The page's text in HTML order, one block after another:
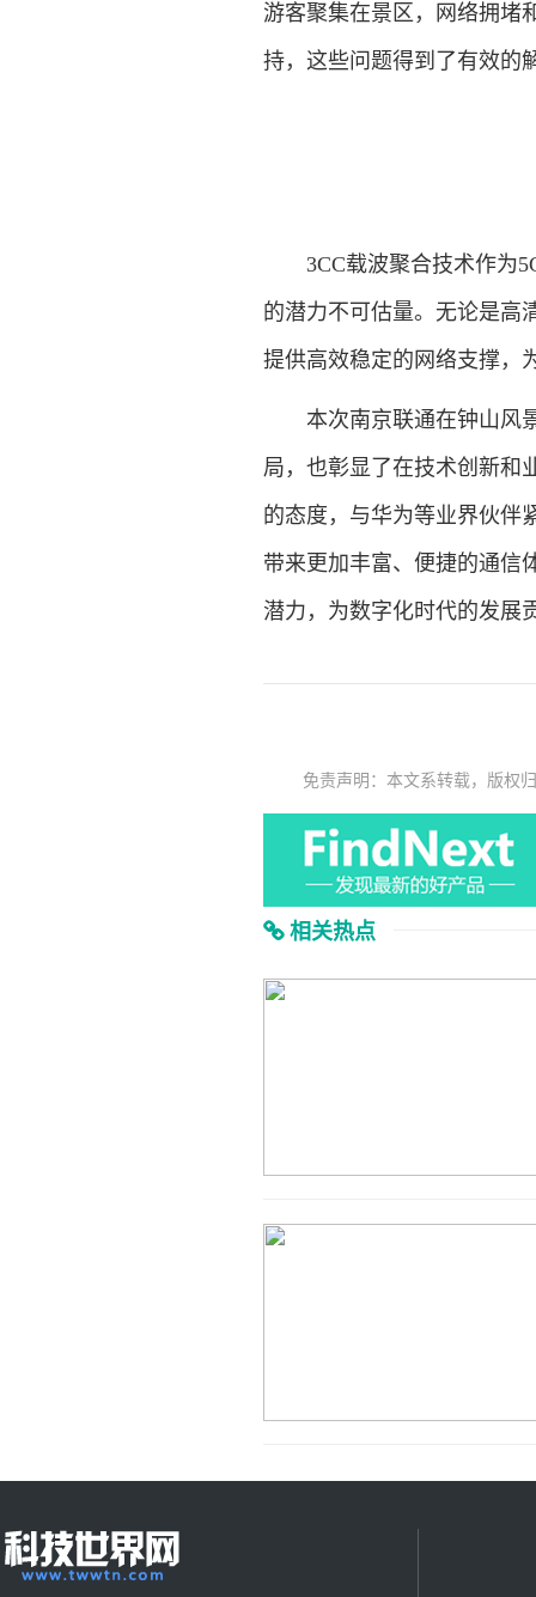
游客聚集在景区，网络拥堵
持，这些问题得到了有效的
3CC载波聚合技术作为
的潜力不可估量。无论是高
提供高效稳定的网络支撑，
本次南京联通在钟山风景
局，也彰显了在技术创新和
的态度，与华为等业界伙伴
带来更加丰富、便捷的通信
潜力，为数字化时代的发展
免责声明：本文系转载，版权
相关热点